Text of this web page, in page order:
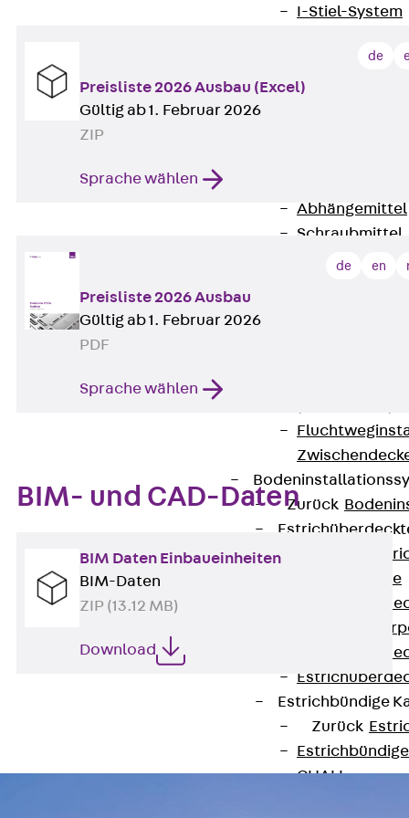
I-Stiel-System
C-Profil-
KTS-
Abhängemittel
Schraubmittel
Ankermuttern
Zurück
Kanalsysteme
Estrichbündige
Zurück
CHALI
de
Preisliste 2026 Ausbau (Excel)
Gültig ab 1. Februar 2026
ZIP
Sprache wählen
de en
Preisliste 2026 Ausbau
Gültig ab 1. Februar 2026
PDF
Sprache wählen
BIM- und CAD-Daten
BIM Daten Einbaueinheiten
BIM-Daten
ZIP (13.12 MB)
Download